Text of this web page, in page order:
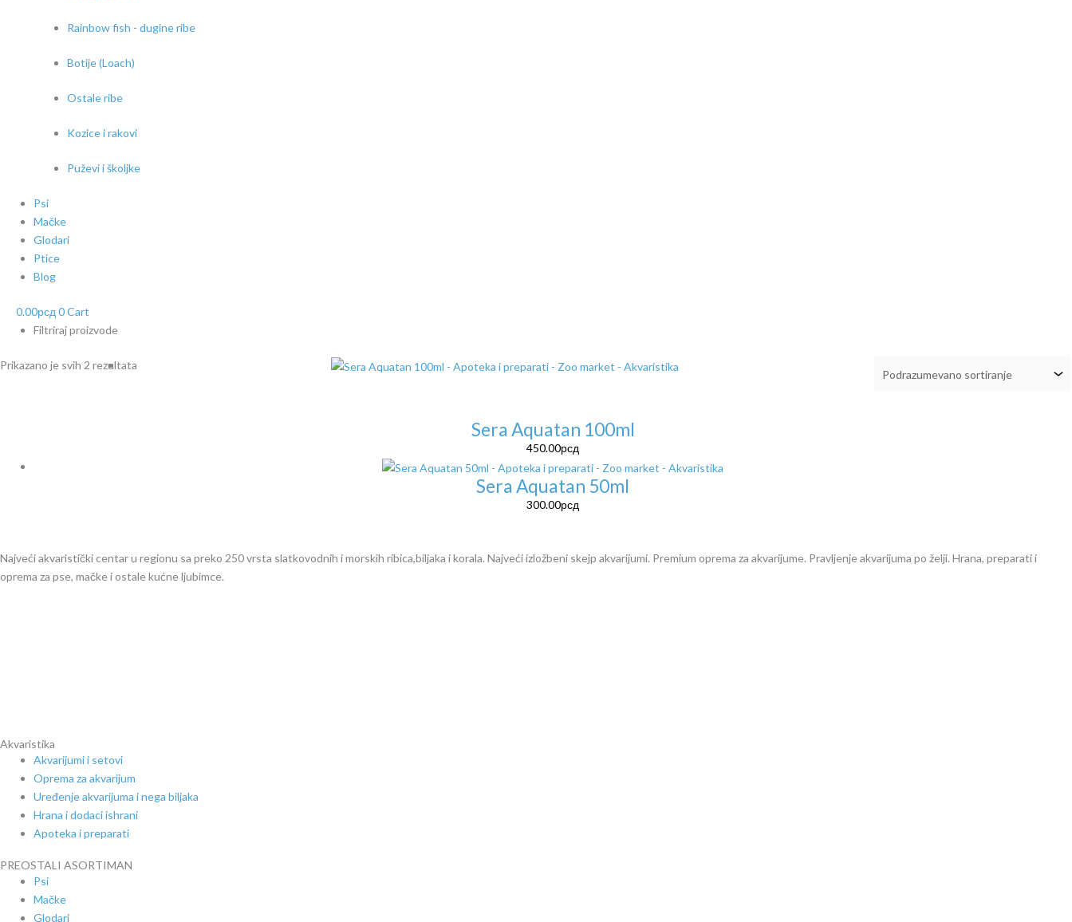
Rainbow fish - dugine ribe
Botije (Loach)
Ostale ribe
Kozice i rakovi
Puževi i školjke
Psi
Mačke
Glodari
Ptice
Blog
0.00рсд 0Cart
Filtriraj proizvode
Prikazano je svih 2 rezultata
Sera Aquatan 100ml
450.00рсд
Sera Aquatan 50ml
300.00рсд
Najveći akvaristički centar u regionu sa preko 250 vrsta slatkovodnih i morskih ribica,biljaka i korala. Najveći izložbeni skejp akvarijumi. Premium oprema za akvarijume. Pravljenje akvarijuma po želji. Hrana, preparati i
oprema za pse, mačke i ostale kućne ljubimce.
Akvaristika
Akvarijumi i setovi
Oprema za akvarijum
Uređenje akvarijuma i nega biljaka
Hrana i dodaci ishrani
Apoteka i preparati
PREOSTALI ASORTIMAN
Psi
Mačke
Glodari